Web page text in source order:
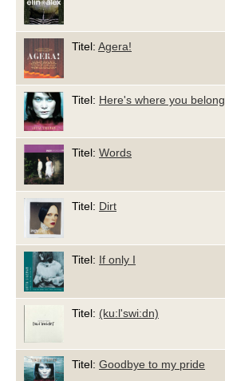
Titel: Agera!
Titel: Here's where you belong
Titel: Words
Titel: Dirt
Titel: If only I
Titel: (ku:l'swi:dn)
Titel: Goodbye to my pride